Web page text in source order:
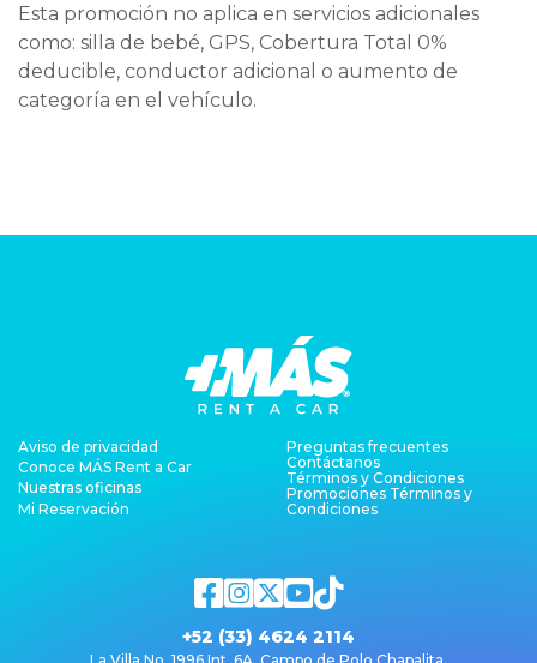
Esta promoción no aplica en servicios adicionales
como: silla de bebé, GPS, Cobertura Total 0%
deducible, conductor adicional o aumento de
categoría en el vehículo.
Aviso de privacidad
Conoce MÁS Rent a Car
Nuestras oficinas
Mi Reservación
Preguntas frecuentes
Contáctanos
Términos y Condiciones
Promociones Términos y
Condiciones
+52 (33) 4624 2114